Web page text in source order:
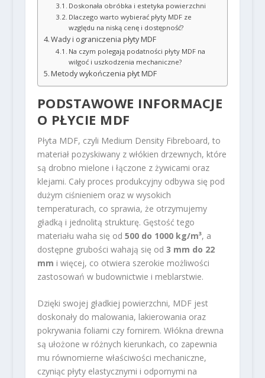
Doskonała obróbka i estetyka powierzchni
Dlaczego warto wybierać płyty MDF ze
względu na niską cenę i dostępność?
Wady i ograniczenia płyty MDF
Na czym polegają podatności płyty MDF na
wilgoć i uszkodzenia mechaniczne?
Metody wykończenia płyt MDF
PODSTAWOWE INFORMACJE
O PŁYCIE MDF
Płyta MDF, czyli Medium Density Fibreboard, to
materiał pozyskiwany z włókien drzewnych, które
są drobno mielone i łączone z żywicami oraz
klejami. Cały proces produkcyjny odbywa się pod
dużym ciśnieniem oraz w wysokich
temperaturach, co sprawia, że otrzymujemy
gładką i jednolitą strukturę. Gęstość tego
materiału waha się od 500 do 1000 kg/m³, a
dostępne grubości wahają się od 3 mm do 22
mm i więcej, co otwiera szerokie możliwości
zastosowań w budownictwie i meblarstwie.
Dzięki swojej gładkiej powierzchni, MDF jest
doskonały do malowania, lakierowania oraz
pokrywania foliami czy fornirem. Włókna drewna
są ułożone w różnych kierunkach, co zapewnia
mu równomierne właściwości mechaniczne,
czyniąc płyty elastycznymi i odpornymi na